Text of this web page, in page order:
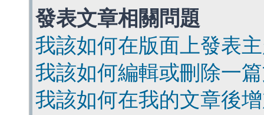
發表文章相關問題
我該如何在版面上發表
我該如何編輯或刪除一
我該如何在我的文章後